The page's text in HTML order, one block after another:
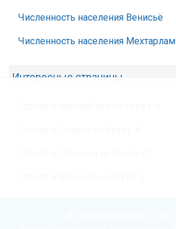
Численность населения Венисьё
Численность населения Мехтарлам
Интересные страницы